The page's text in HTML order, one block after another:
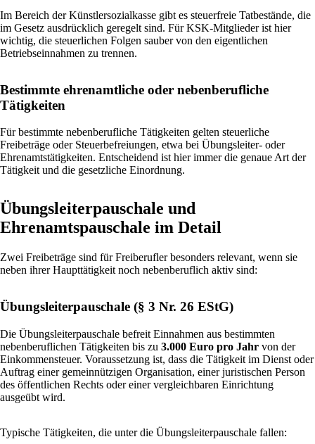
Im Bereich der Künstlersozialkasse gibt es steuerfreie Tatbestände, die
im Gesetz ausdrücklich geregelt sind. Für KSK-Mitglieder ist hier
wichtig, die steuerlichen Folgen sauber von den eigentlichen
Betriebseinnahmen zu trennen.
Bestimmte ehrenamtliche oder nebenberufliche
Tätigkeiten
Für bestimmte nebenberufliche Tätigkeiten gelten steuerliche
Freibeträge oder Steuerbefreiungen, etwa bei Übungsleiter- oder
Ehrenamtstätigkeiten. Entscheidend ist hier immer die genaue Art der
Tätigkeit und die gesetzliche Einordnung.
Übungsleiterpauschale und
Ehrenamtspauschale im Detail
Zwei Freibeträge sind für Freiberufler besonders relevant, wenn sie
neben ihrer Haupttätigkeit noch nebenberuflich aktiv sind:
Übungsleiterpauschale (§ 3 Nr. 26 EStG)
Die Übungsleiterpauschale befreit Einnahmen aus bestimmten
nebenberuflichen Tätigkeiten bis zu 3.000 Euro pro Jahr von der
Einkommensteuer. Voraussetzung ist, dass die Tätigkeit im Dienst oder
Auftrag einer gemeinnützigen Organisation, einer juristischen Person
des öffentlichen Rechts oder einer vergleichbaren Einrichtung
ausgeübt wird.
Typische Tätigkeiten, die unter die Übungsleiterpauschale fallen: